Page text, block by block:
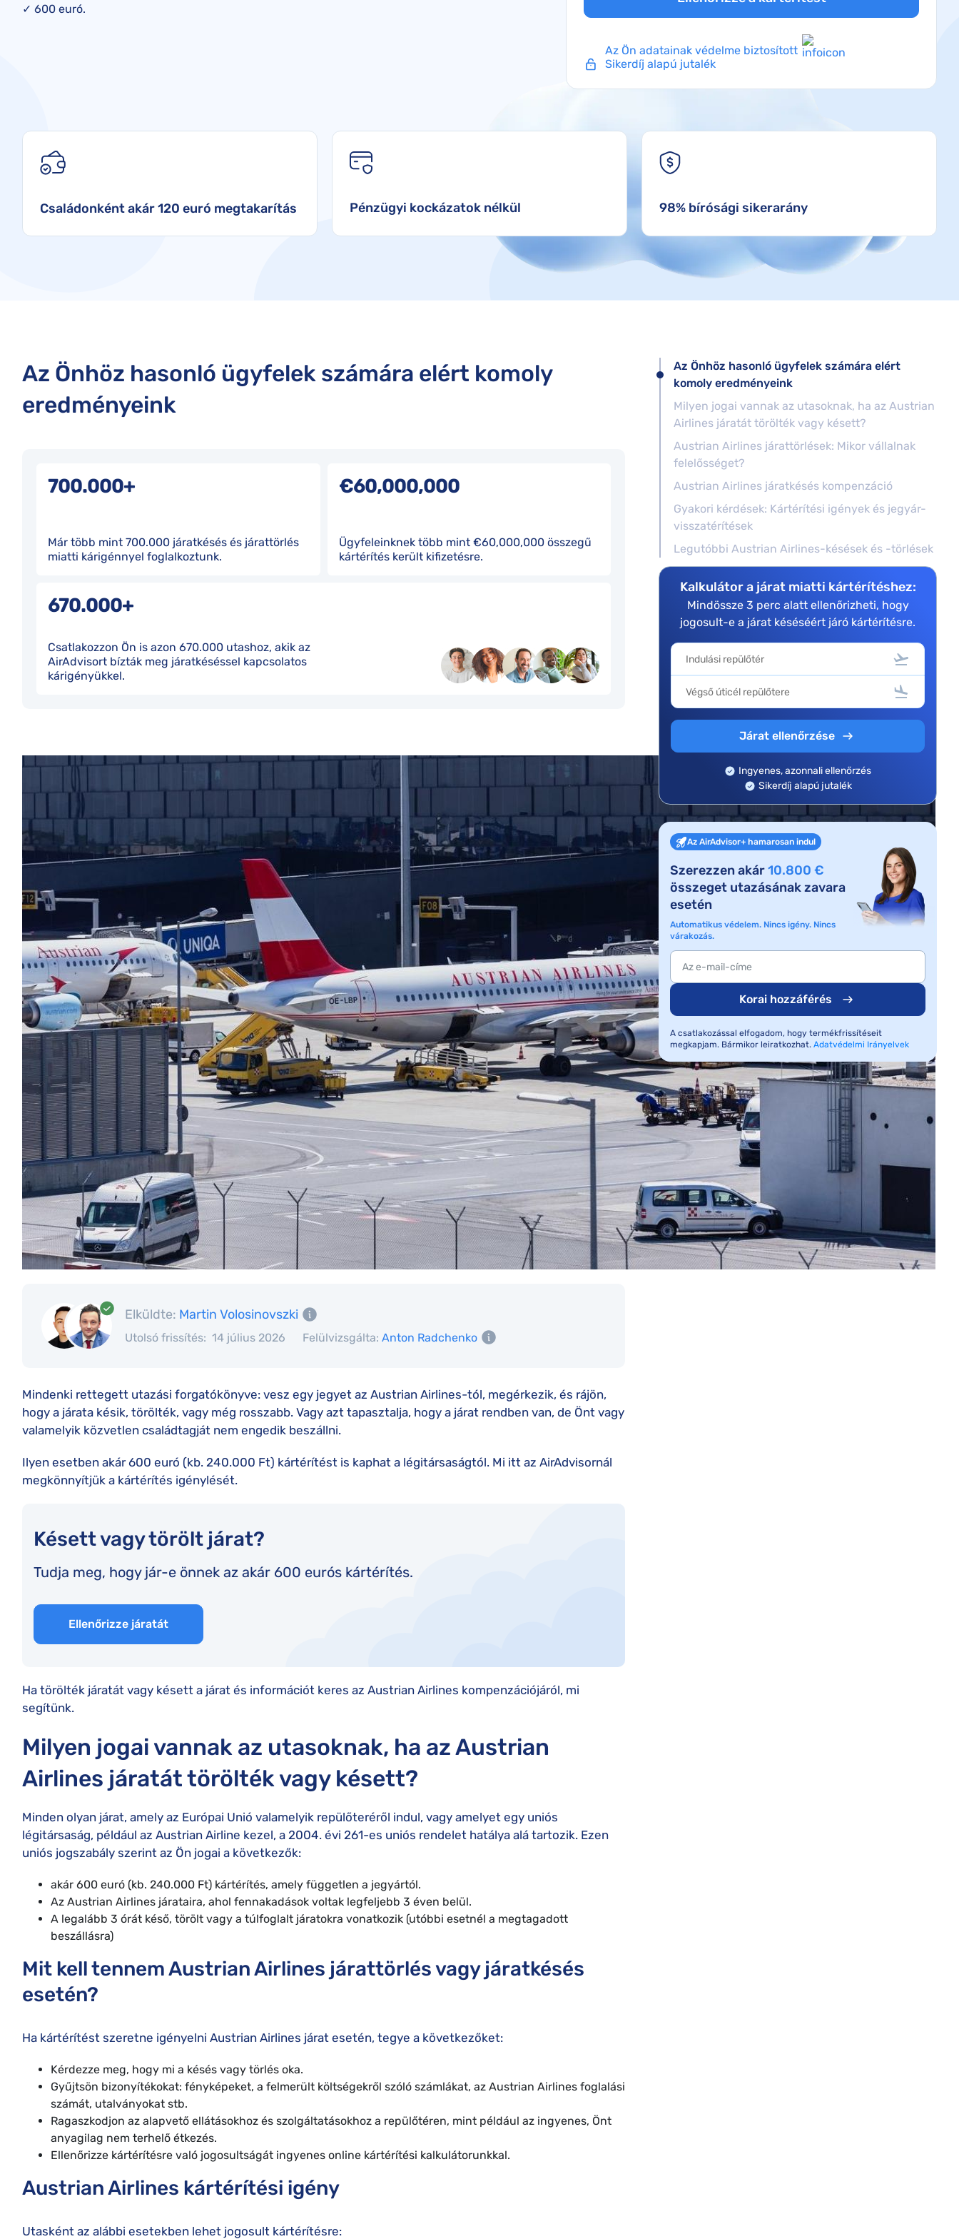
✓ 600 euró.
Az Ön adatainak védelme biztosított
Sikerdíj alapú jutalék
Családonként akár 120 euró megtakarítás Pénzügyi kockázatok nélkül 98% bírósági sikerarány
Az Önhöz hasonló ügyfelek számára elért komoly
eredményeink
700.000+
Már több mint 700.000 járatkésés és járattörlés
miatti kárigénnyel foglalkoztunk.
€60,000,000
Ügyfeleinknek több mint €60,000,000 összegű
kártérítés került kifizetésre.
670.000+
Csatlakozzon Ön is azon 670.000 utashoz, akik az
AirAdvisort bízták meg járatkéséssel kapcsolatos
kárigényükkel.
Elküldte: Martin Volosinovszki
Utolsó frissítés: 14 július 2026 Felülvizsgálta: Anton Radchenko
Mindenki rettegett utazási forgatókönyve: vesz egy jegyet az Austrian Airlines-tól, megérkezik, és rájön,
hogy a járata késik, törölték, vagy még rosszabb. Vagy azt tapasztalja, hogy a járat rendben van, de Önt vagy
valamelyik közvetlen családtagját nem engedik beszállni.
Ilyen esetben akár 600 euró (kb. 240.000 Ft) kártérítést is kaphat a légitársaságtól. Mi itt az AirAdvisornál
megkönnyítjük a kártérítés igénylését.
Késett vagy törölt járat?
Tudja meg, hogy jár-e önnek az akár 600 eurós kártérítés.
Ellenőrizze járatát
Ha törölték járatát vagy késett a járat és információt keres az Austrian Airlines kompenzációjáról, mi
segítünk.
Milyen jogai vannak az utasoknak, ha az Austrian
Airlines járatát törölték vagy késett?
Minden olyan járat, amely az Európai Unió valamelyik repülőteréről indul, vagy amelyet egy uniós
légitársaság, például az Austrian Airline kezel, a 2004. évi 261-es uniós rendelet hatálya alá tartozik. Ezen
uniós jogszabály szerint az Ön jogai a következők:
akár 600 euró (kb. 240.000 Ft) kártérítés, amely független a jegyártól.
Az Austrian Airlines járataira, ahol fennakadások voltak legfeljebb 3 éven belül.
A legalább 3 órát késő, törölt vagy a túlfoglalt járatokra vonatkozik (utóbbi esetnél a megtagadott
beszállásra)
Mit kell tennem Austrian Airlines járattörlés vagy járatkésés
esetén?
Ha kártérítést szeretne igényelni Austrian Airlines járat esetén, tegye a következőket:
Kérdezze meg, hogy mi a késés vagy törlés oka.
Gyűjtsön bizonyítékokat: fényképeket, a felmerült költségekről szóló számlákat, az Austrian Airlines foglalási
számát, utalványokat stb.
Ragaszkodjon az alapvető ellátásokhoz és szolgáltatásokhoz a repülőtéren, mint például az ingyenes, Önt
anyagilag nem terhelő étkezés.
Ellenőrizze kártérítésre való jogosultságát ingyenes online kártérítési kalkulátorunkkal.
Austrian Airlines kártérítési igény
Utasként az alábbi esetekben lehet jogosult kártérítésre:
Az Önhöz hasonló ügyfelek számára elért
komoly eredményeink
Milyen jogai vannak az utasoknak, ha az Austrian
Airlines járatát törölték vagy késett?
Austrian Airlines járattörlések: Mikor vállalnak
felelősséget?
Austrian Airlines járatkésés kompenzáció
Gyakori kérdések: Kártérítési igények és jegyár-
visszatérítések
Legutóbbi Austrian Airlines-késések és -törlések
Kalkulátor a járat miatti kártérítéshez:
Mindössze 3 perc alatt ellenőrizheti, hogy
jogosult-e a járat késéséért járó kártérítésre.
Járat ellenőrzése
Ingyenes, azonnali ellenőrzés
Sikerdíj alapú jutalék
Az AirAdvisor+ hamarosan indul
Szerezzen akár10.800 €
összeget utazásának zavara
esetén
Automatikus védelem. Nincs igény. Nincs
várakozás.
Korai hozzáférés
A csatlakozással elfogadom, hogy termékfrissítéseit
megkapjam. Bármikor leiratkozhat. Adatvédelmi Irányelvek